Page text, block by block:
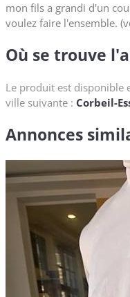
mon fils a grandi d'un
voulez faire l'ensemble.
Où se trouve
Le produit est disponible
ville suivante : Corbeil-
Annonces